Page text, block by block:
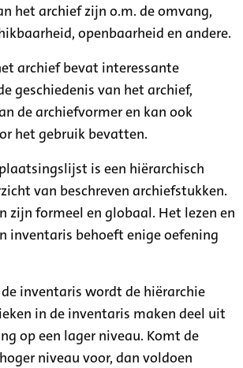
het archief zijn o.m. de omvang,
openbaarheid en andere.
archief bevat interessante
geschiedenis van het archief,
de archiefvormer en kan ook
het gebruik bevatten.
is een hiërarchisch
van beschreven archiefstukken.
zijn formeel en globaal. Het lezen en
inventaris behoeft enige oefening
inventaris wordt de hiërarchie
in de inventaris maken deel uit
op een lager niveau. Komt de
niveau voor, dan voldoen